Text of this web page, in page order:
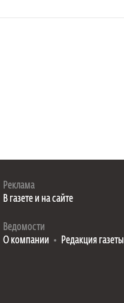
Реклама
В газете и на сайте
Ведомости
О компании
Редакция газеты